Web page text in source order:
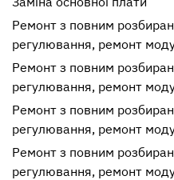
Ремонт з повним
регулювання, ремонт
Ремонт з повним
регулювання, ремонт
Ремонт з повним
регулювання, ремонт
Ремонт з повним
регулювання, ремонт